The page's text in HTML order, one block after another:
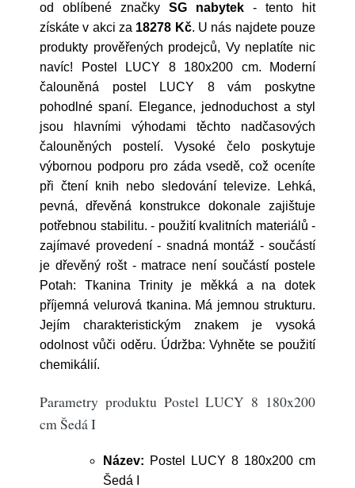
od oblíbené značky SG nabytek - tento hit
získáte v akci za 18278 Kč. U nás najdete pouze
produkty prověřených prodejců, Vy neplatíte nic
navíc! Postel LUCY 8 180x200 cm. Moderní
čalouněná postel LUCY 8 vám poskytne
pohodlné spaní. Elegance, jednoduchost a styl
jsou hlavními výhodami těchto nadčasových
čalouněných postelí. Vysoké čelo poskytuje
výbornou podporu pro záda vsedě, což oceníte
při čtení knih nebo sledování televize. Lehká,
pevná, dřevěná konstrukce dokonale zajištuje
potřebnou stabilitu. - použití kvalitních materiálů -
zajímavé provedení - snadná montáž - součástí
je dřevěný rošt - matrace není součástí postele
Potah: Tkanina Trinity je měkká a na dotek
příjemná velurová tkanina. Má jemnou strukturu.
Jejím charakteristickým znakem je vysoká
odolnost vůči oděru. Údržba: Vyhněte se použití
chemikálií.
Parametry produktu Postel LUCY 8 180x200
cm Šedá I
Název: Postel LUCY 8 180x200 cm
Šedá I